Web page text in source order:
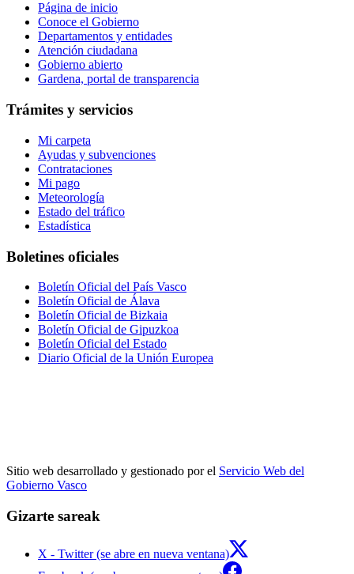
Página de inicio
Conoce el Gobierno
Departamentos y entidades
Atención ciudadana
Gobierno abierto
Gardena, portal de transparencia
Trámites y servicios
Mi carpeta
Ayudas y subvenciones
Contrataciones
Mi pago
Meteorología
Estado del tráfico
Estadística
Boletines oficiales
Boletín Oficial del País Vasco
Boletín Oficial de Álava
Boletín Oficial de Bizkaia
Boletín Oficial de Gipuzkoa
Boletín Oficial del Estado
Diario Oficial de la Unión Europea
Sitio web desarrollado y gestionado por el Servicio Web del
Gobierno Vasco
Gizarte sareak
X - Twitter (se abre en nueva ventana)